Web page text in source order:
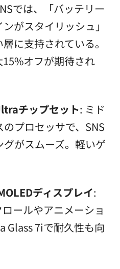
では、「バッテリー
がスタイリッシュ」
に支持されている。
オフが期待され
チップセット: ミド
プロセッサで、SNS
がスムーズ。軽いゲ
ディスプレイ:
ールやアニメーショ
Glass 7iで耐久性も向